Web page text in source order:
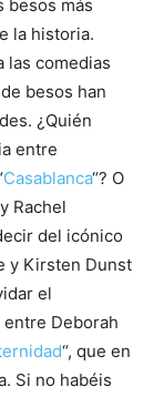
besos más
la historia.
las comedias
besos han
¿Quién
entre
Casablanca“? O
Rachel
del icónico
y Kirsten Dunst
el
Deborah
“, que en
Si no habéis